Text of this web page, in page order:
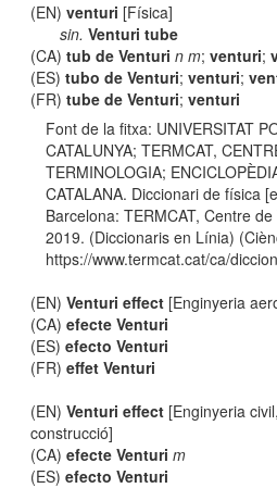
(EN)venturi [Física]
sin. Venturi tube
(CA)tub de Venturi n m;venturi;
(ES)tubo de Venturi;venturi;
(FR)tube de Venturi;venturi
Font de la fitxa: UNIVERSITAT
CATALUNYA; TERMCAT,
TERMINOLOGIA;
CATALANA. Diccionari de física
Barcelona: TERMCAT, Centre
2019. (Diccionaris en Línia)
https://www.termcat.cat/ca/
(EN)Venturi effect [Enginyeria
(CA)efecte Venturi
(ES)efecto Venturi
(FR)effet Venturi
(EN)Venturi effect [Enginyeria
construcció]
(CA)efecte Venturi m
(ES)efecto Venturi